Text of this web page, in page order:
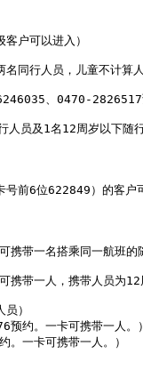
户可以进入）
名同行人员，儿童不计算
、0470-2826517
人员及1名12周岁以下随
号前6位622849）的客户
带一名搭乘同一航班的
带一人，携带人员为
）
预约。一卡可携带一人。
一卡可携带一人。）